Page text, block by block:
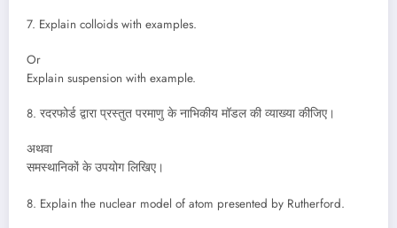
7. Explain colloids with examples.
Or
Explain suspension with example.
8. रदरफोर्ड द्वारा प्रस्तुत परमाणु के नाभिकीय मॉडल की व्याख्या कीजिए।
अथवा
समस्थानिकों के उपयोग लिखिए।
8. Explain the nuclear model of atom presented by Rutherford.